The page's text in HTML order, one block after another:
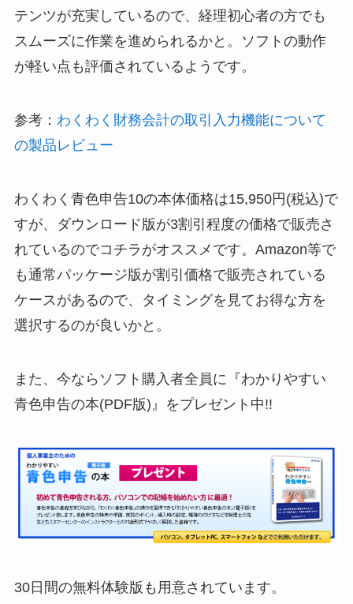
テンツが充実しているので、経理初心者の方でも
スムーズに作業を進められるかと。ソフトの動作
が軽い点も評価されているようです。
参考： わくわく財務会計の取引入力機能について
の製品レビュー
わくわく青色申告10の本体価格は15,950円(税込)で
すが、ダウンロード版が3割引程度の価格で販売さ
れているのでコチラがオススメです。Amazon等で
も通常パッケージ版が割引価格で販売されている
ケースがあるので、タイミングを見てお得な方を
選択するのが良いかと。
また、今ならソフト購入者全員に『わかりやすい
青色申告の本(PDF版)』をプレゼント中!!
30日間の無料体験版も用意されています。